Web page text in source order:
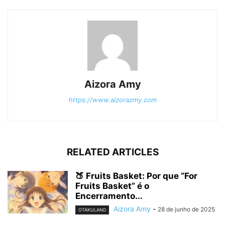
Aizora Amy
https://www.aizorazmy.com
RELATED ARTICLES
🍑 Fruits Basket: Por que “For
Fruits Basket” é o
Encerramento...
OTAKULAND Aizora Amy - 28 de junho de 2025